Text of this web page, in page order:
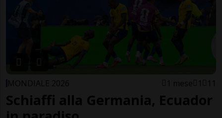
MONDIALE 2026 1 mese 1 11
Schiaffi alla Germania, Ecuador